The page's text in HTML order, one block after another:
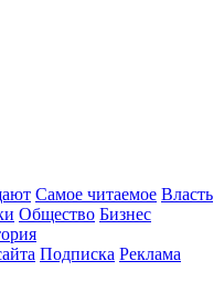
Самое читаемое Власть
Общество Бизнес
Подписка Реклама